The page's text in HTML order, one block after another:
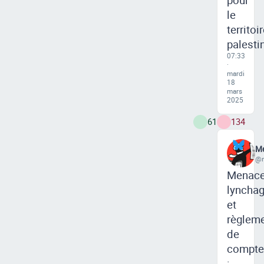
le
07:33
·
mardi
18
mars
2025
61 134
et
de